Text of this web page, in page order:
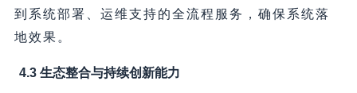
到系统部署、运维支持的全流程服务，确保系统落
地效果。
4.3 生态整合与持续创新能力